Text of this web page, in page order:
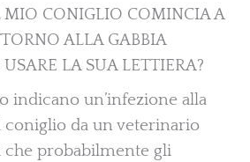
MIO CONIGLIO COMINCIA A
ALLA GABBIA
LA SUA LETTIERA?
indicano un’infezione alla
coniglio da un veterinario
che probabilmente gli